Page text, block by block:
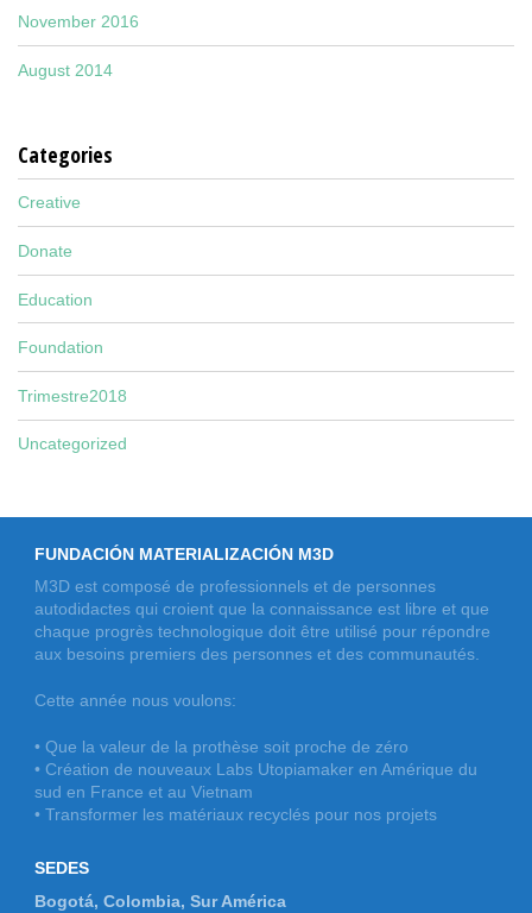
November 2016
August 2014
Categories
Creative
Donate
Education
Foundation
Trimestre2018
Uncategorized
FUNDACIÓN MATERIALIZACIÓN M3D
M3D est composé de professionnels et de personnes
autodidactes qui croient que la connaissance est libre et que
chaque progrès technologique doit être utilisé pour répondre
aux besoins premiers des personnes et des communautés.
Cette année nous voulons:
• Que la valeur de la prothèse soit proche de zéro
• Création de nouveaux Labs Utopiamaker en Amérique du
sud en France et au Vietnam
• Transformer les matériaux recyclés pour nos projets
SEDES
Bogotá, Colombia, Sur América